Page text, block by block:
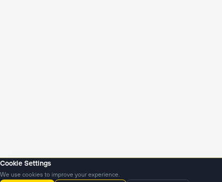
Янгиликлар Подкастлар
Cookie Settings
We use cookies to improve your experience.